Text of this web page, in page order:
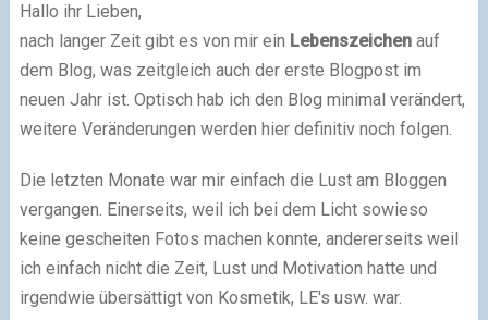
Hallo ihr Lieben,
nach langer Zeit gibt es von mir ein Lebenszeichenauf
dem Blog, was zeitgleich auch der erste Blogpost im
neuen Jahr ist. Optisch hab ich den Blog minimal verändert,
weitere Veränderungen werden hier definitiv noch folgen.
Die letzten Monate war mir einfach die Lust am Bloggen
vergangen. Einerseits, weil ich bei dem Licht sowieso
keine gescheiten Fotos machen konnte, andererseits weil
ich einfach nicht die Zeit, Lust und Motivation hatte und
irgendwie übersättigt von Kosmetik, LE's usw. war.